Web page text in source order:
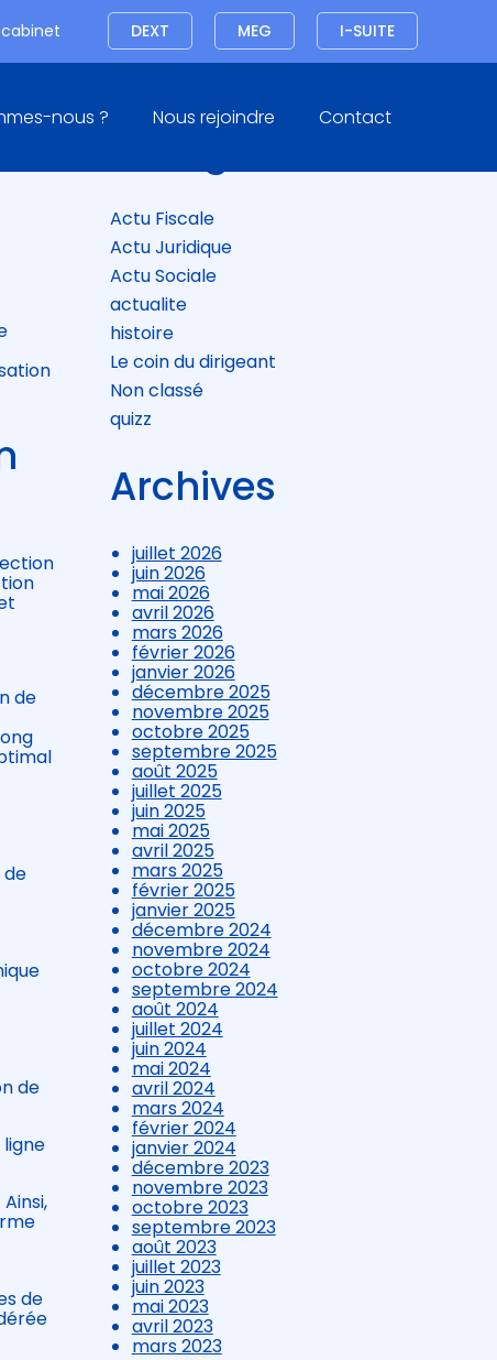
Connexion I-SUITE
MEG
DEXT
nous ? Nous rejoindre Contact
de
de
de
de
Blog
Actu Fiscale
Actu Juridique
Actu Sociale
actualite
histoire
Le coin du dirigeant
Non classé
quizz
Archives
juillet 2026
juin 2026
mai 2026
avril 2026
mars 2026
février 2026
janvier 2026
décembre 2025
novembre 2025
octobre 2025
septembre 2025
août 2025
juillet 2025
juin 2025
mai 2025
avril 2025
mars 2025
février 2025
janvier 2025
décembre 2024
novembre 2024
octobre 2024
septembre 2024
août 2024
juillet 2024
juin 2024
mai 2024
avril 2024
mars 2024
février 2024
janvier 2024
décembre 2023
novembre 2023
octobre 2023
septembre 2023
août 2023
juillet 2023
juin 2023
mai 2023
avril 2023
mars 2023